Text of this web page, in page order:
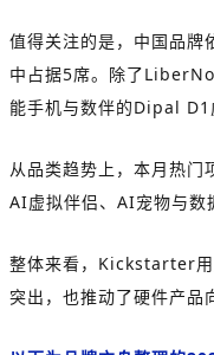
值得关注的是，中国品牌
中占据5席。除了
能手机与数伴的Dipal D1
从品类趋势上，本月热门
AI虚拟伴侣、AI宠物与数
整体来看，Kickstarter用
突出，也推动了硬件产品